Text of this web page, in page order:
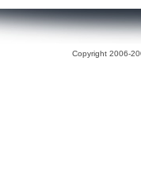
Copyright 2006-